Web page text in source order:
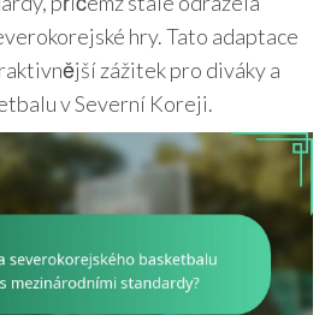
hry. Tato adaptace
zážitek pro diváky a
v Severní Koreji.